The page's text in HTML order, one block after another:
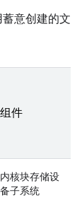
意创建的文
组件
内核块存储设
备子系统